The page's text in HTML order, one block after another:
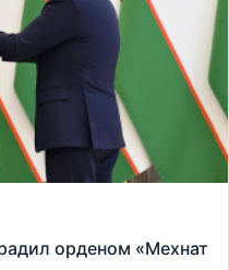
орденом «Мехнат